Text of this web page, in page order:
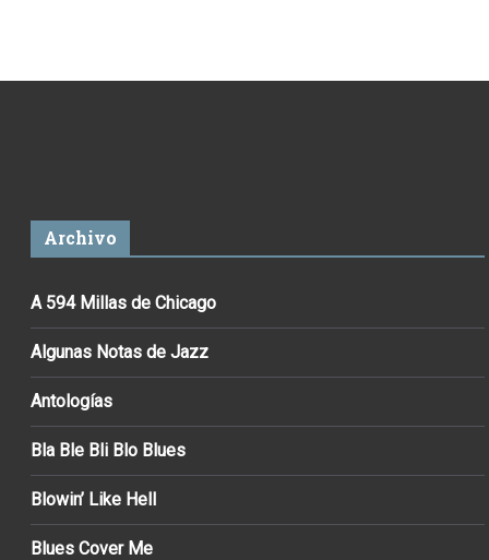
Archivo
A 594 Millas de Chicago
Algunas Notas de Jazz
Antologías
Bla Ble Bli Blo Blues
Blowin’ Like Hell
Blues Cover Me